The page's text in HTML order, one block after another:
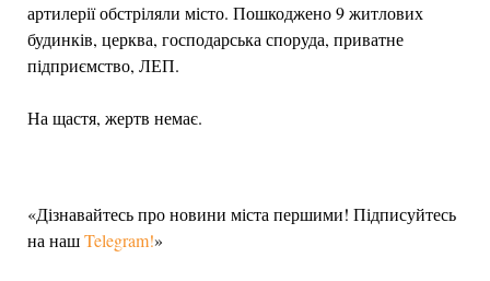
артилерії обстріляли місто. Пошкоджено 9 житлових
будинків, церква, господарська споруда, приватне
підприємство, ЛЕП.
На щастя, жертв немає.
«Дізнавайтесь про новини міста першими! Підписуйтесь
на нашTelegram!»